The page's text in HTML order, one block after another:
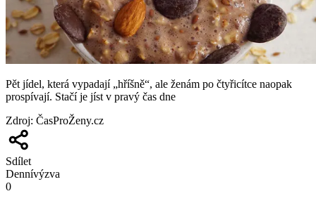
Pět jídel, která vypadají „hříšně“, ale ženám po čtyřicítce naopak
prospívají. Stačí je jíst v pravý čas dne
Zdroj: ČasProŽeny.cz
Sdílet
Dennívýzva
0